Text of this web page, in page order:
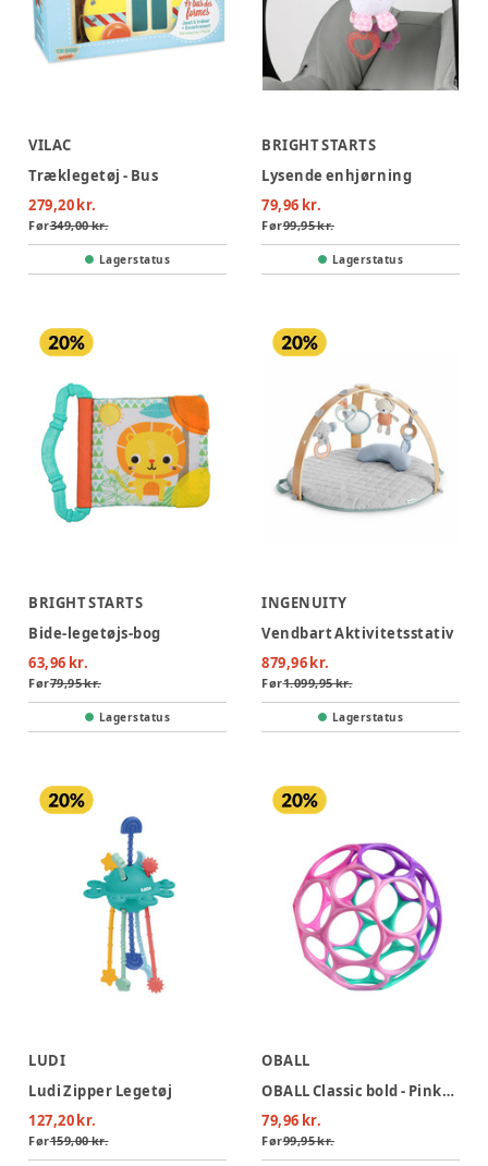
VILAC
Træklegetøj - Bus
279,20 kr.
Før349,00 kr.
Lagerstatus
BRIGHT STARTS
Lysende enhjørning
79,96 kr.
Før99,95 kr.
Lagerstatus
BRIGHT STARTS
Bide-legetøjs-bog
63,96 kr.
Før79,95 kr.
Lagerstatus
INGENUITY
Vendbart Aktivitetsstativ
879,96 kr.
Før1.099,95 kr.
Lagerstatus
LUDI
Ludi Zipper Legetøj
127,20 kr.
Før159,00 kr.
OBALL
OBALL Classic bold - Pink/Lilla
79,96 kr.
Før99,95 kr.